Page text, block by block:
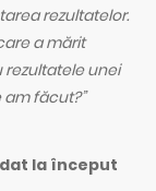
rezultatelor.
a mărit
unei
făcut?”
la început